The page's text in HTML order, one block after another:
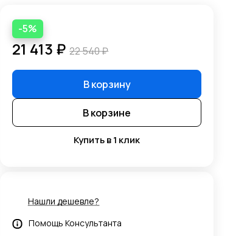
-5%
21 413 ₽ 22 540 ₽
В корзину
В корзине
Купить в 1 клик
Нашли дешевле?
Помощь Консультанта